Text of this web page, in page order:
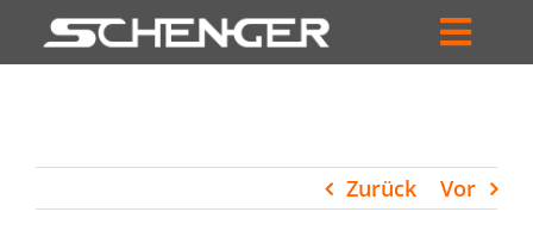
Inhalt
HÄNDLERSUCHE
Zurück Vor